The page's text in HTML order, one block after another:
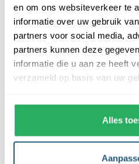
en om ons websiteverkeer te
informatie over uw gebruik
partners voor social media,
partners kunnen deze
informatie die u aan ze heeft
verzameld op basis van uw
Alles
De afwerking van onze vlaggen is
voorzien van een sterke
bijdraagt aan hun duurzaamheid
vlag vanHeelaan in verschillende
cm, 70x100 cm, 100x150 cm,
Afhankelijk van de afmetingen
voorzien van verschillende